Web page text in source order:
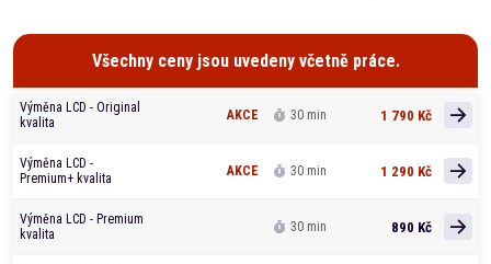
Všechny ceny jsou uvedeny včetně práce.
Výměna LCD - Original
kvalita
AKCE 30 min 1 790 Kč
Výměna LCD -
Premium+ kvalita
AKCE 30 min 1 290 Kč
Výměna LCD - Premium
kvalita
30 min 890 Kč